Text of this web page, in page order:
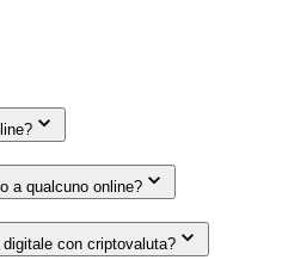
a qualcuno online?
con criptovaluta?